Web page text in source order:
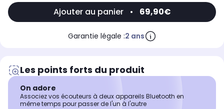
Ajouter au panier • 69,90€
Garantie légale :2 ans
Les points forts du produit
On adore
Associez vos écouteurs à deux appareils Bluetooth en
même temps pour passer de l'un à l'autre